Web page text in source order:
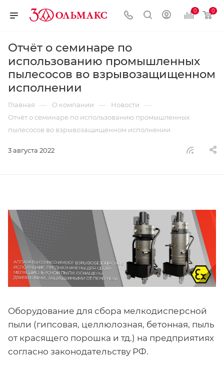
0 0
Отчёт о семинаре по
использованию промышленных
пылесосов во взрывозащищенном
исполнении
Главная — О компании — Новости —
Отчёт о семинаре по использованию промышленных
пылесосов во взрывозащищенном исполнении
3 августа 2022
Оборудование для сбора мелкодисперсной
пыли (гипсовая, целлюлозная, бетонная, пыль
от красящего порошка и тд.) на предприятиях
согласно законодательству РФ.